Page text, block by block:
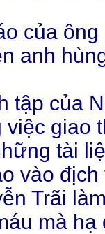
của
anh
tập của
giao
tài
vào
Trãi
mà